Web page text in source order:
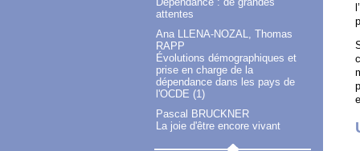
attentes
Ana LLENA-NOZAL, Thomas
RAPP
Évolutions démographiques et
prise en charge de la
dépendance dans les pays de
l'OCDE (1)
Pascal BRUCKNER
La joie d'être encore vivant